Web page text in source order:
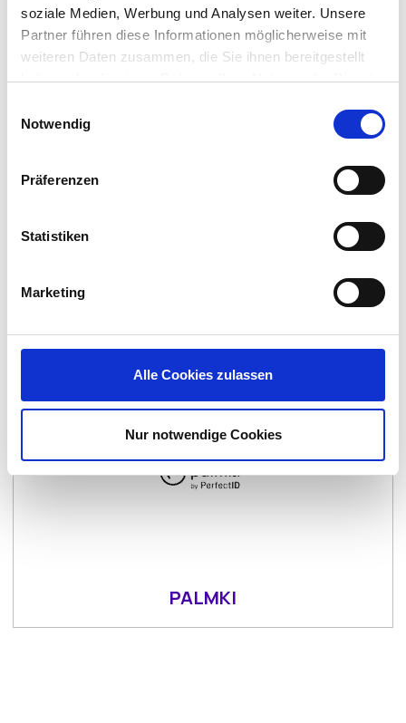
soziale Medien, Werbung und Analysen weiter. Unsere
Partner führen diese Informationen möglicherweise mit
weiteren Daten zusammen, die Sie ihnen bereitgestellt
haben oder die sie im Rahmen Ihrer Nutzung der Dienste
Notwendig
Präferenzen
Statistiken
Marketing
Alle Cookies zulassen
Nur notwendige Cookies
Brochure
PALMKI